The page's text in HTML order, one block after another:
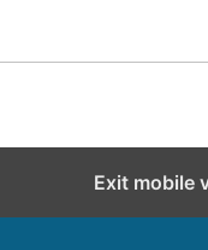
Exit mobile